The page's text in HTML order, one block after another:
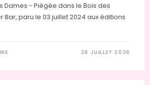
Dames - Piégée dans le Bois des
Bar, paru le 03 juillet 2024 aux éditions
26 JUILLET 2026